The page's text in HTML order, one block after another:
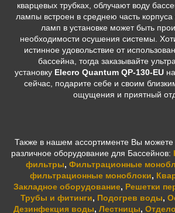
кварцевых трубках, облучают воду
лампы встроен в среднею часть
ламп в установке может быть
необходимости осушения системы.
истинное удовольствие от
бассейна, тогда заказывайте
установку Elecro Quantum QP-130-EU
сейчас, подарите себе и своим
ощущения и приятный
Также в нашем ассортименте Вы можете
различное оборудование для Бассейнов:
фильтры, Фильтрационные
фильтрационные моноблоки,
Закладное оборудование, Решетки
Трубы и фитинги, Подогрев воды,
Дезинфекция воды, Лестницы,